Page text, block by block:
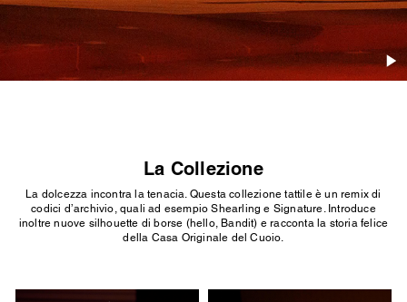
La Collezione
La dolcezza incontra la tenacia. Questa collezione tattile è un remix di
codici d’archivio, quali ad esempio Shearling e Signature. Introduce
inoltre nuove silhouette di borse (hello, Bandit) e racconta la storia felice
della Casa Originale del Cuoio.